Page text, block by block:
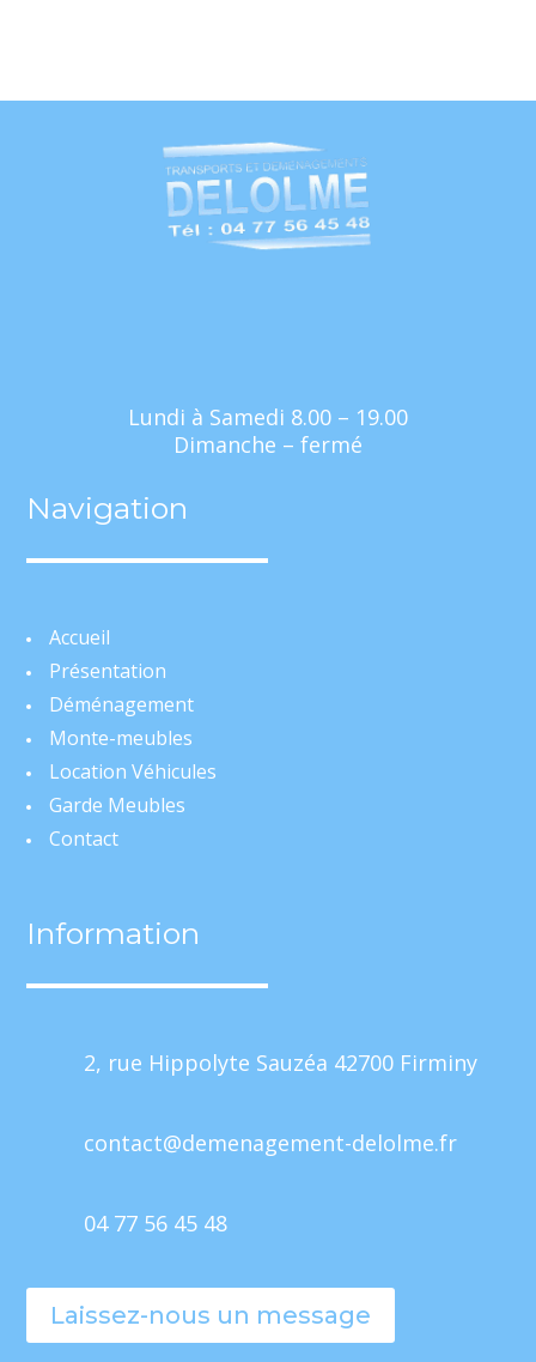
Lundi à Samedi 8.00 – 19.00
Dimanche – fermé
Navigation
Accueil
Présentation
Déménagement
Monte-meubles
Location Véhicules
Garde Meubles
Contact
Information
2, rue Hippolyte Sauzéa 42700 Firminy
contact@demenagement-delolme.fr
04 77 56 45 48
Laissez-nous un message
Plan du site
Webdesign 842 Concept